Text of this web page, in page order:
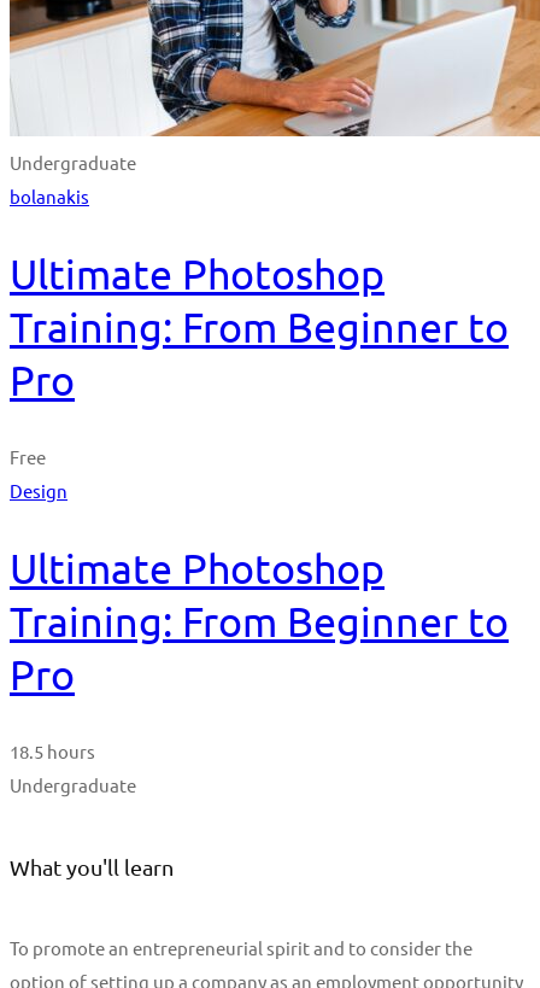
Undergraduate
bolanakis
Ultimate Photoshop
Training: From Beginner to
Pro
Free
Design
Ultimate Photoshop
Training: From Beginner to
Pro
18.5 hours
Undergraduate
What you'll learn
To promote an entrepreneurial spirit and to consider the
option of setting up a company as an employment opportunity